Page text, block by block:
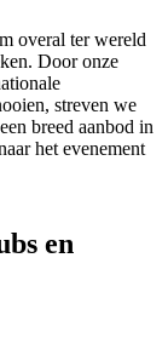
overal ter wereld
Door onze
streven we
breed aanbod in
het evenement
en